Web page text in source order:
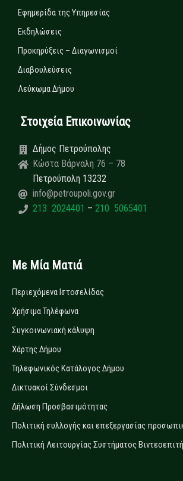
Εφημερίδα της Υπηρεσίας
Εκδηλώσεις
Προκηρύξεις – Διαγωνισμοί
Διαβουλεύσεις
Λεύκωμα Δήμου
Στοιχεία Επικοινωνίας
Δήμος Πετρούπολης
Κώστα Βάρναλη 76 – 78
Πετρούπολη 13232
info@petroupoli.gov.gr
213 2024401 – 210 5065401
Με Μία Ματιά
Περιεχόμενα Ιστοσελίδας
Χρήσιμα Τηλέφωνα
Συγκοινωνιακή κάλυψη
Χάρτης Δήμου
Τηλεφωνικός Κατάλογος Δήμου
Δικτυακοί Σύνδεσμοι
Δήλωση Προσβασιμότητας
Πολιτική συλλογής και επεξεργασίας
Πολιτική Λειτουργίας Συστήματος